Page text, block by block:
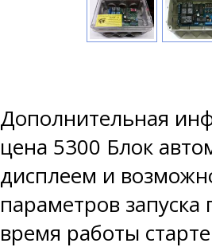
Дополнительная
цена 5300 Блок
дисплеем и
параметров запуска
время работы